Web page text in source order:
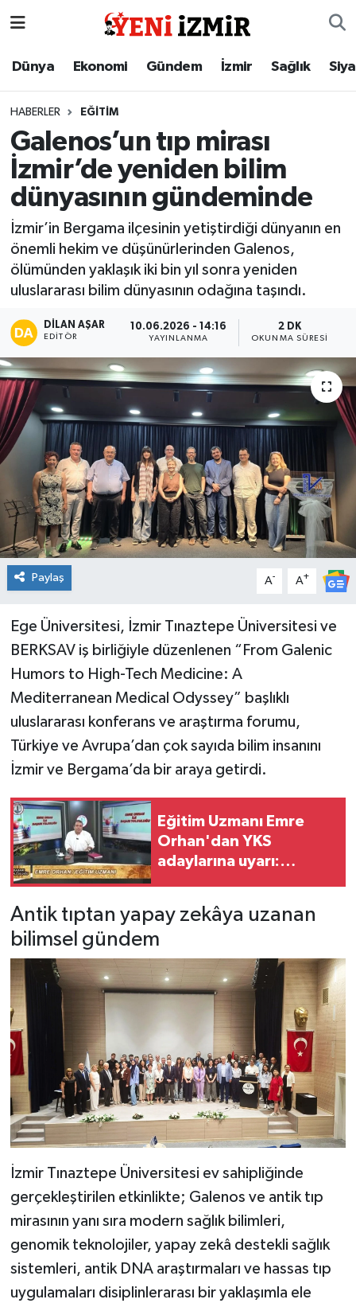
Dünya Ekonomi Gündem İzmir Sağlık
HABERLER EĞITIM
Galenos’un tıp mirası
İzmir’de yeniden bilim
dünyasının gündeminde
İzmir’in Bergama ilçesinin yetiştirdiği dünyanın en
önemli hekim ve düşünürlerinden Galenos,
ölümünden yaklaşık iki bin yıl sonra yeniden
uluslararası bilim dünyasının odağına taşındı.
DILAN AŞAR
EDITÖR
10.06.2026 - 14:16
YAYINLANMA
2 DK
OKUNMA SÜRESI
Paylaş A- A+
Ege Üniversitesi, İzmir Tınaztepe Üniversitesi ve
BERKSAV iş birliğiyle düzenlenen “From Galenic
Humors to High-Tech Medicine: A
Mediterranean Medical Odyssey” başlıklı
uluslararası konferans ve araştırma forumu,
Türkiye ve Avrupa’dan çok sayıda bilim insanını
İzmir ve Bergama’da bir araya getirdi.
Eğitim Uzmanı Emre
Orhan'dan YKS
adaylarına uyarı:
mı?'
Antik tıptan yapay zekâya uzanan
bilimsel gündem
İzmir Tınaztepe Üniversitesi ev sahipliğinde
gerçekleştirilen etkinlikte; Galenos ve antik tıp
mirasının yanı sıra modern sağlık bilimleri,
genomik teknolojiler, yapay zekâ destekli sağlık
sistemleri, antik DNA araştırmaları ve hassas tıp
uygulamaları disiplinlerarası bir yaklaşımla ele
Dünya
Gündem
İzmir
Sağlık
Siyaset
Spor
Teknoloji
Tatil ve Seyahat
Çevre
Okul Gazetesi
İzmir Nöbetçi Eczaneler
İzmir Namaz Vakitleri
İzmir Trafik Yoğunluk Haritası
Süper Lig Puan Durumu ve Fikstür
Tüm Manşetler